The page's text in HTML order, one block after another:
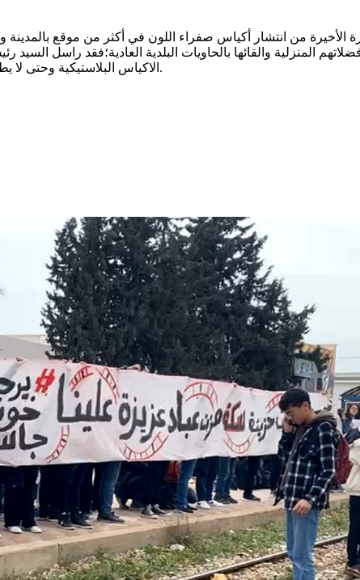
الأخيرة من انتشار أكياس صفراء اللون في أكثر من موقع
المنزلية والقائها بالحاويات البلدية العادية؛فقد
الاكياس البلاستيكية وحتى لا يطرأ خلل او اضطراب في عملية رفع الفضلات المنزلية لتواجد هذه الاكياس غير معروفة المحتوى.